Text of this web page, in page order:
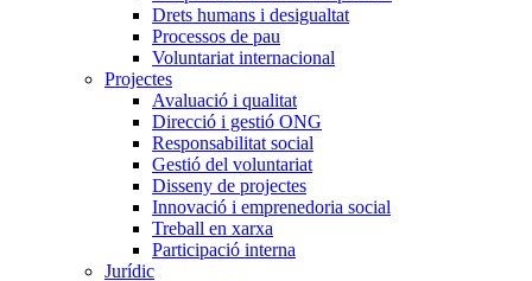
Drets humans i desigualtat
Processos de pau
Voluntariat internacional
Projectes
Avaluació i qualitat
Direcció i gestió ONG
Responsabilitat social
Gestió del voluntariat
Disseny de projectes
Innovació i emprenedoria social
Treball en xarxa
Participació interna
Jurídic